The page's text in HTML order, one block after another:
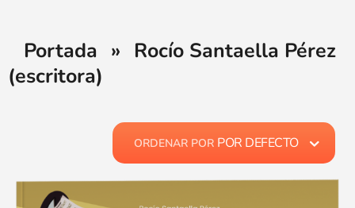
Portada » Rocío Santaella Pérez
(escritora)
ORDENAR POR POR DEFECTO